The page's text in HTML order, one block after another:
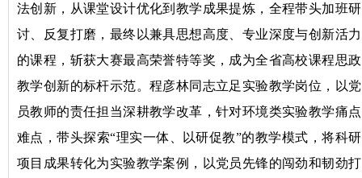
法创新，从课堂设计优化到教学成果提炼，全程带头加班研
讨、反复打磨，最终以兼具思想高度、专业深度与创新活力
的课程，斩获大赛最高荣誉特等奖，成为全省高校课程思政
教学创新的标杆示范。程彦林同志立足实验教学岗位，以党
员教师的责任担当深耕教学改革，针对环境类实验教学痛点
难点，带头探索“理实一体、以研促教”的教学模式，将科研
项目成果转化为实验教学案例，以党员先锋的闯劲和韧劲打